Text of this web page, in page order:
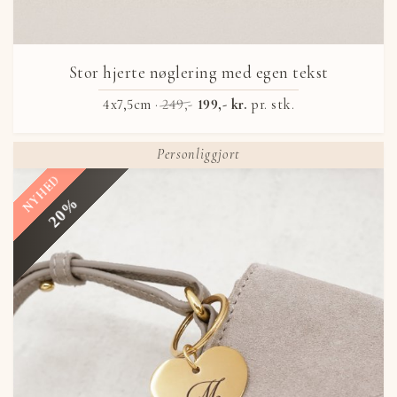
Stor hjerte nøglering med egen tekst
4x7,5cm ·249,- 199,- kr. pr. stk.
20%
NYHED
Personliggjort